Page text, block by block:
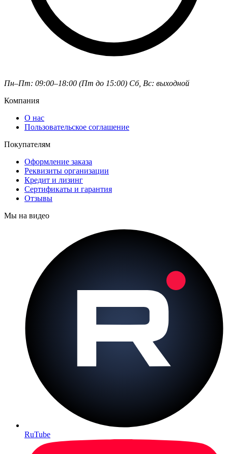
Пн–Пт: 09:00–18:00 (Пт до 15:00) Сб, Вс: выходной
Компания
О нас
Пользовательское соглашение
Покупателям
Оформление заказа
Реквизиты организации
Кредит и лизинг
Сертификаты и гарантия
Отзывы
Мы на видео
RuTube